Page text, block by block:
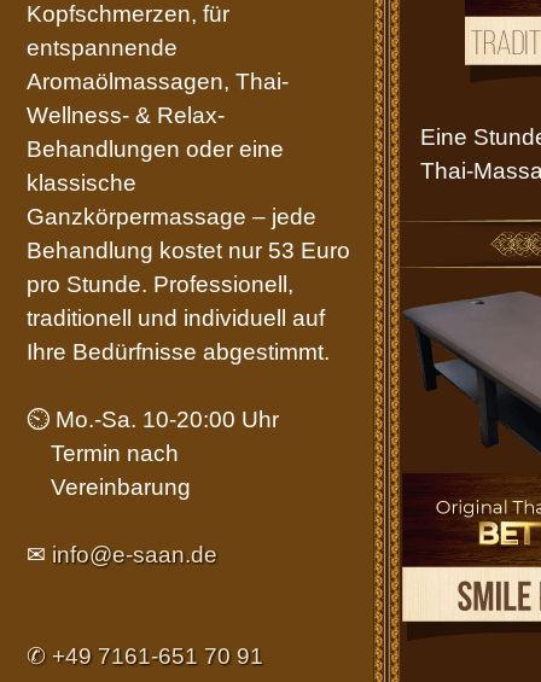
Kopfschmerzen, für
entspannende
Aromaölmassagen, Thai-
Wellness- & Relax-
Behandlungen oder eine
klassische
Ganzkörpermassage – jede
Behandlung kostet nur 53 Euro
pro Stunde. Professionell,
traditionell und individuell auf
Ihre Bedürfnisse abgestimmt.
⏲ Mo.-Sa. 10-20:00 Uhr
Termin nach
Vereinbarung
✉ info@e-saan.de
✆ +49 7161-651 70 91
Eine
Thai-